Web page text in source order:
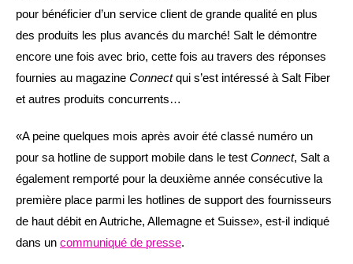
pour bénéficier d’un service client de grande qualité en plus
des produits les plus avancés du marché! Salt le démontre
encore une fois avec brio, cette fois au travers des réponses
fournies au magazine Connectqui s’est intéressé à Salt Fiber
et autres produits concurrents…
«A peine quelques mois après avoir été classé numéro un
pour sa hotline de support mobile dans le test Connect, Salt a
également remporté pour la deuxième année consécutive la
première place parmi les hotlines de support des fournisseurs
de haut débit en Autriche, Allemagne et Suisse», est-il indiqué
dans un communiqué de presse.